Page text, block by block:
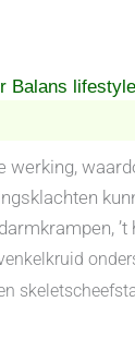
Balans lifestyle
werking,
’t